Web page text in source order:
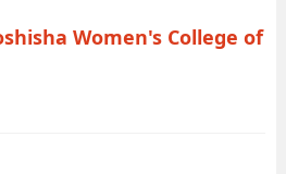
Women's College of